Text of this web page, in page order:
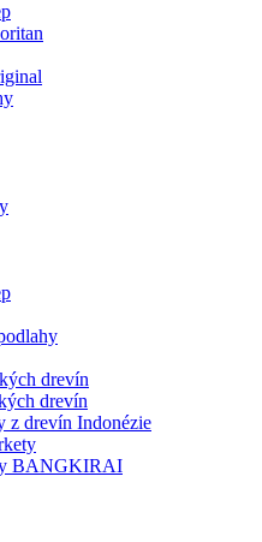
drevín
drevín
z drevín Indonézie
BANGKIRAI